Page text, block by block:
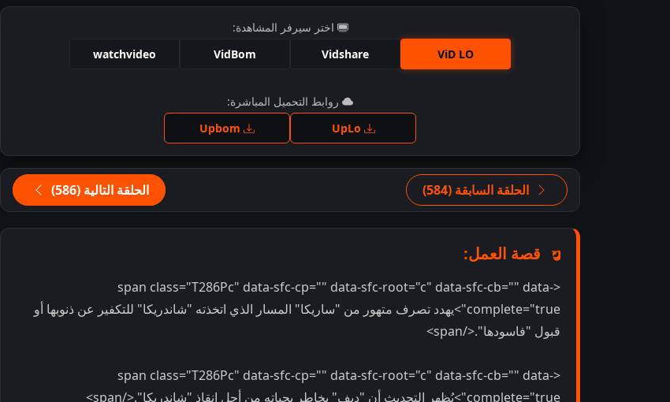
اختر سيرفر المشاهدة:
ViD LO
Vidshare
VidBom
watchvideo
اضغط للمشاهدة
روابط التحميل المباشرة:
الحلقة السابقة (584) الحلقة التالية (586)
قصة العمل:
<span class="T286Pc" data-sfc-cp="" data-sfc-root="c" data-sfc-cb="" data-
complete="true">يهدد تصرف متهور من "ساريكا" المسار الذي اتخذته "شاندريكا" للتكفير عن ذنوبها أو
قبول "فاسودها".</span>
<span class="T286Pc" data-sfc-cp="" data-sfc-root="c" data-sfc-cb="" data-
complete="true">يُظهر التحديث أن "ديف" يخاطر بحياته من أجل إنقاذ "شاندريكا".</span>